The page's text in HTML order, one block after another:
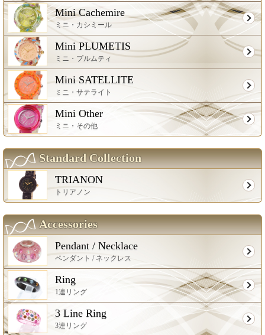
Mini Cachemire
ミニ・カシミール
Mini PLUMETIS
ミニ・プルムティ
Mini SATELLITE
ミニ・サテライト
Mini Other
ミニ・その他
Standard Collection
TRIANON
トリアノン
Accessories
Pendant / Necklace
ペンダント / ネックレス
Ring
1連リング
3 Line Ring
3連リング